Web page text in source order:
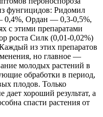
фунгицидов: Ридомил
Ордан — 0,3-0,5%,
с этими препаратами
роста Силк (0,01-0,02%)
из этих препаратов
но главное —
молодых растений в
обработки в период,
плодов. Только
хороший результат, а
спасти растения от